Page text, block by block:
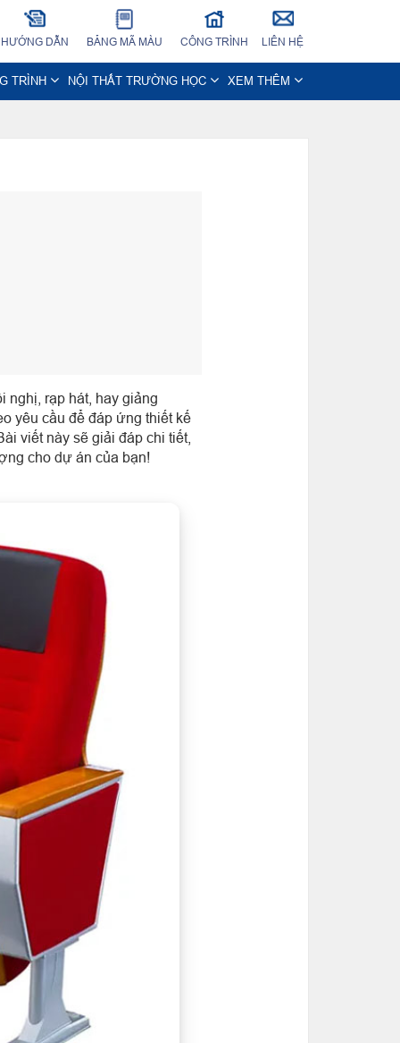
HƯỚNG DẪN BẢNG MÃ MÀU CÔNG TRÌNH LIÊN HỆ
TRÌNH NỘI THẤT TRƯỜNG HỌC XEM THÊM
nghị, rạp hát, hay giảng
yêu cầu để đáp ứng thiết kế
viết này sẽ giải đáp chi tiết,
cho dự án của bạn!